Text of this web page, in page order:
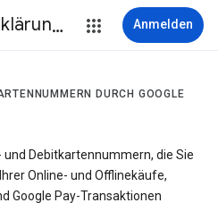
Datenschutzerklärung & Nutzungsbedingungen Anmelden
DURCH GOOGLE
Debitkartennummern, die Sie
Online- und Offlinekäufe,
Google Pay-Transaktionen